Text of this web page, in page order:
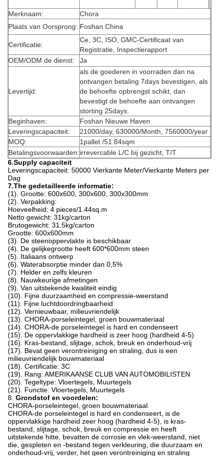
Merknaam:
Chora
Plaats van Oorsprong: Foshan China
Certificatie:
Ce, 3C, ISO, GMC-Certificaat van
Registratie, Inspectierapport
OEM/ODM de dienst:
Ja
Levertijd:
als de goederen in voorraden dan na
ontvangen betaling 7days bevestigen, als
de behoefte opbrengst schikt, dan
bevestigt de behoefte aan ontvangen
storting 25days.
Beginhaven:
Foshan Nieuwe Haven
Leveringscapaciteit:
21000/day, 630000/Month, 7560000/year
MOQ:
1pallet /51.84sqm
Betalingsvoorwaarden:irrevercable L/C bij gezicht, T/T
6.Supply capaciteit
Leveringscapaciteit: 50000 Vierkante Meter/Vierkante Meters per
Dag
7.The gedetailleerde informatie:
(1). Grootte: 600x600, 300x600, 300x300mm
(2). Verpakking:
Hoeveelheid: 4 pieces/1.44sq.m
Netto gewicht: 31kg/carton
Brutogewicht: 31.5kg/carton
Grootte: 600x600mm
(3). De steenoppervlakte is beschikbaar
(4). De gelijkegrootte heeft 600*600mm steen
(5). Italiaans ontwerp
(6). Waterabsorptie minder dan 0,5%
(7). Helder en zelfs kleuren
(8). Nauwkeurige afmetingen
(9). Van uitstekende kwaliteit eindig
(10). Fijne duurzaamheid en compressie-weerstand
(11). Fijne luchtdoordringbaarheid
(12). Vernieuwbaar, milieuvriendelijk
(13). CHORA-porseleintegel, groen bouwmateriaal
(14). CHORA-de porseleintegel is hard en condenseert
(15). De oppervlakkige hardheid is zeer hoog (hardheid 4-5)
(16). Kras-bestand, slijtage, schok, breuk en onderhoud-vrij
(17). Bevat geen verontreiniging en straling, dus is een
milieuvriendelijk bouwmateriaal
(18). Certificatie: 3C
(19). Rang: AMERIKAANSE CLUB VAN AUTOMOBILISTEN
(20). Tegeltype: Vloertegels, Muurtegels
(21). Functie: Vloertegels, Muurtegels
8. Grondstof en voordelen:
CHORA-porseleintegel, groen bouwmateriaal
CHORA-de porseleintegel is hard en condenseert, is de
oppervlakkige hardheid zeer hoog (hardheid 4-5), is kras-
bestand, slijtage, schok, breuk en compressie en heeft
uitstekende hitte, bevatten de corrosie en vlek-weerstand, niet
die, gespleten en -bestand tegen verkleuring, die duurzaam en
onderhoud-vrij, verder, het geen verontreiniging en straling